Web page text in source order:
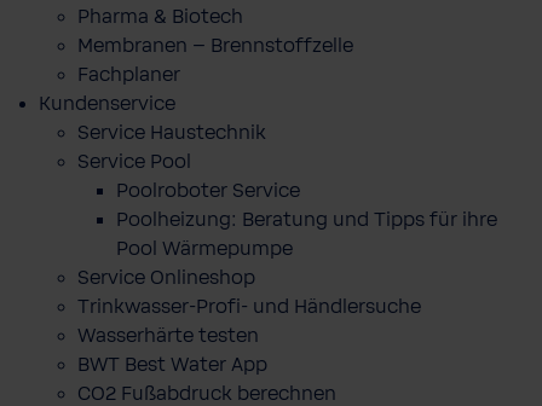
Pharma & Biotech
Membranen – Brennstoffzelle
Fachplaner
Kundenservice
Service Haustechnik
Service Pool
Poolroboter Service
Poolheizung: Beratung und Tipps für ihre
Pool Wärmepumpe
Service Onlineshop
Trinkwasser-Profi- und Händlersuche
Wasserhärte testen
BWT Best Water App
CO2 Fußabdruck berechnen